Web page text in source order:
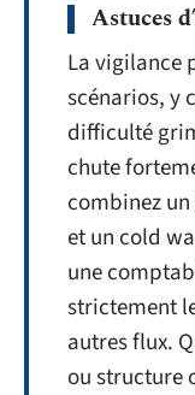
Astuces
La vigilance
scénarios, y
difficulté
chute
combinez
et un cold
une
strictement
autres flux.
ou structure